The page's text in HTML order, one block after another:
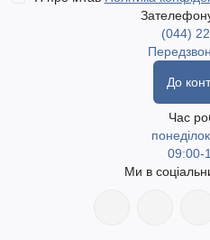
(044)
До
Час
09:00-
Ми в